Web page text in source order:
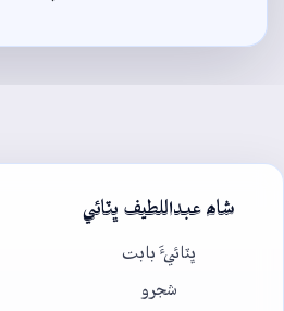
شاھ عبداللطيف ڀٽائي
ڀٽائيءَ بابت
شجرو